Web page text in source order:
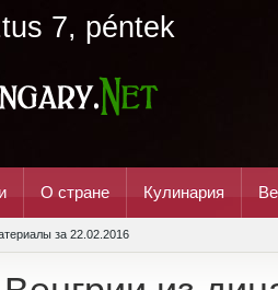
7, péntek
О стране Кулинария
за 22.02.2016